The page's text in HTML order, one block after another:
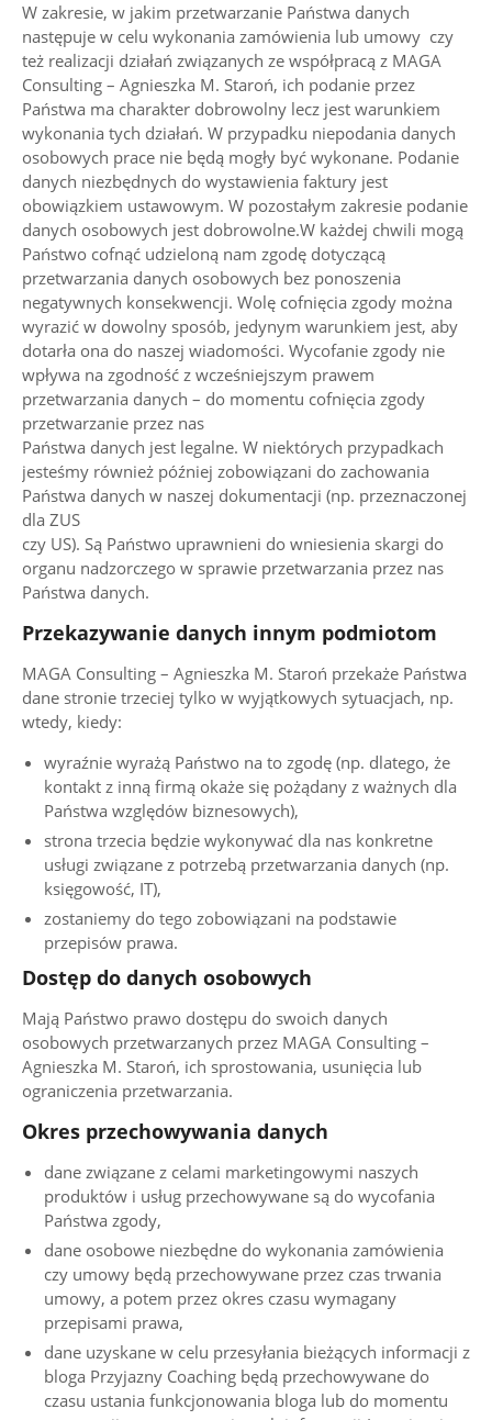
W zakresie, w jakim przetwarzanie Państwa danych
następuje w celu wykonania zamówienia lub umowy czy
też realizacji działań związanych ze współpracą z MAGA
Consulting – Agnieszka M. Staroń, ich podanie przez
Państwa ma charakter dobrowolny lecz jest warunkiem
wykonania tych działań. W przypadku niepodania danych
osobowych prace nie będą mogły być wykonane. Podanie
danych niezbędnych do wystawienia faktury jest
obowiązkiem ustawowym. W pozostałym zakresie podanie
danych osobowych jest dobrowolne.W każdej chwili mogą
Państwo cofnąć udzieloną nam zgodę dotyczącą
przetwarzania danych osobowych bez ponoszenia
negatywnych konsekwencji. Wolę cofnięcia zgody można
wyrazić w dowolny sposób, jedynym warunkiem jest, aby
dotarła ona do naszej wiadomości. Wycofanie zgody nie
wpływa na zgodność z wcześniejszym prawem
przetwarzania danych – do momentu cofnięcia zgody
przetwarzanie przez nas
Państwa danych jest legalne. W niektórych przypadkach
jesteśmy również później zobowiązani do zachowania
Państwa danych w naszej dokumentacji (np. przeznaczonej
dla ZUS
czy US). Są Państwo uprawnieni do wniesienia skargi do
organu nadzorczego w sprawie przetwarzania przez nas
Państwa danych.
Przekazywanie danych innym podmiotom
MAGA Consulting – Agnieszka M. Staroń przekaże Państwa
dane stronie trzeciej tylko w wyjątkowych sytuacjach, np.
wtedy, kiedy:
wyraźnie wyrażą Państwo na to zgodę (np. dlatego, że
kontakt z inną firmą okaże się pożądany z ważnych dla
Państwa względów biznesowych),
strona trzecia będzie wykonywać dla nas konkretne
usługi związane z potrzebą przetwarzania danych (np.
księgowość, IT),
zostaniemy do tego zobowiązani na podstawie
przepisów prawa.
Dostęp do danych osobowych
Mają Państwo prawo dostępu do swoich danych
osobowych przetwarzanych przez MAGA Consulting –
Agnieszka M. Staroń, ich sprostowania, usunięcia lub
ograniczenia przetwarzania.
Okres przechowywania danych
dane związane z celami marketingowymi naszych
produktów i usług przechowywane są do wycofania
Państwa zgody,
dane osobowe niezbędne do wykonania zamówienia
czy umowy będą przechowywane przez czas trwania
umowy, a potem przez okres czasu wymagany
przepisami prawa,
dane uzyskane w celu przesyłania bieżących informacji z
bloga Przyjazny Coaching będą przechowywane do
czasu ustania funkcjonowania bloga lub do momentu